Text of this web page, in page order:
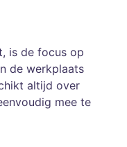
is de focus op
de werkplaats
altijd over
mee te